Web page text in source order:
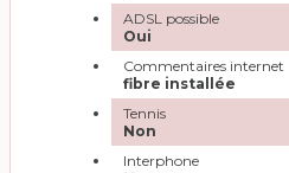
ADSL possible
Oui
Commentaires internet
fibre installée
Tennis
Non
Interphone